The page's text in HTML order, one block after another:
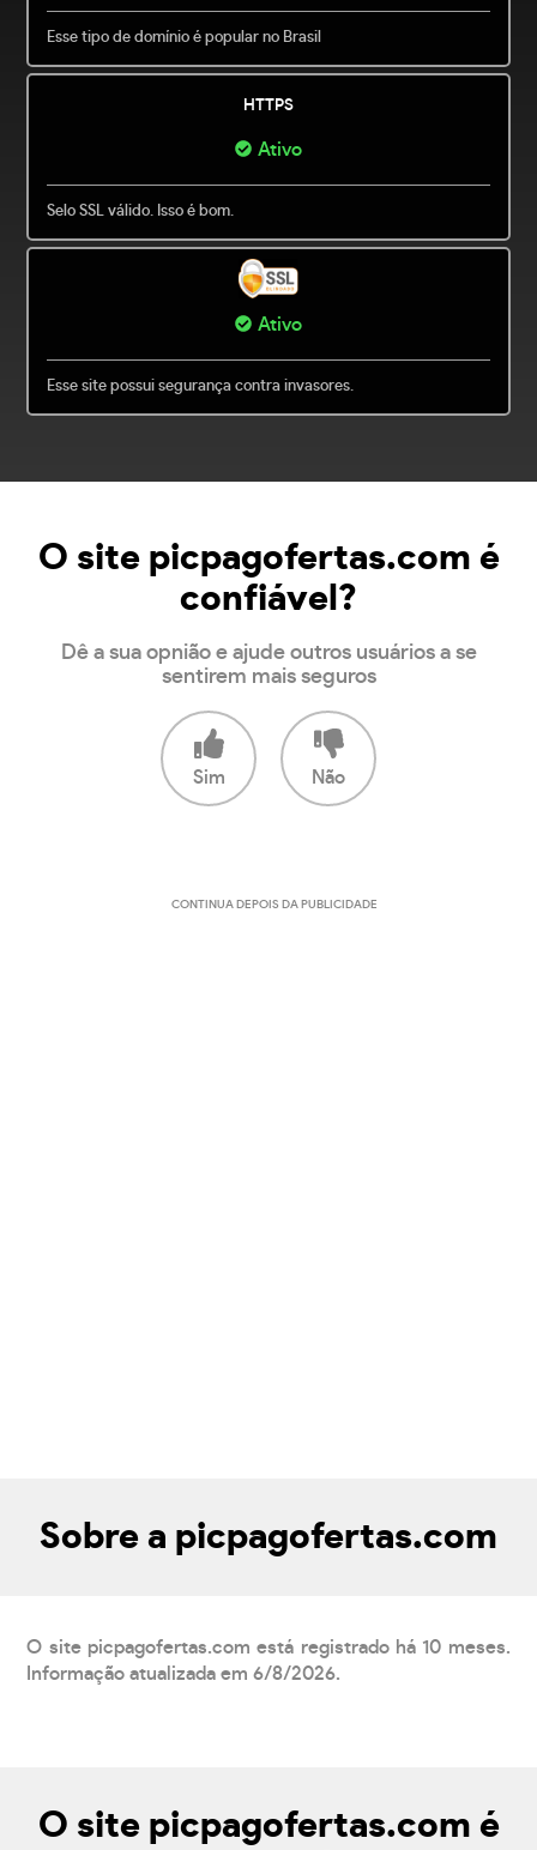
Esse tipo de domínio é popular no Brasil
HTTPS
Ativo
Selo SSL válido. Isso é bom.
Ativo
Esse site possui segurança contra invasores.
O site picpagofertas.com é
confiável?
Dê a sua opnião e ajude outros usuários a se
sentirem mais seguros
Sim Não
CONTINUA DEPOIS DA PUBLICIDADE
Sobre a picpagofertas.com
O site picpagofertas.com está registrado há 10 meses.
Informação atualizada em 6/8/2026.
O site picpagofertas.com é